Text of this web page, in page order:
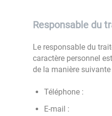
Responsable du
Le responsable du
caractère personnel est
de la manière suivante
Téléphone :
E-mail :